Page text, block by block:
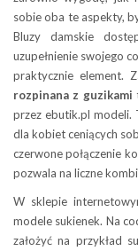
sobie oba te aspekty,
Bluzy damskie
uzupełnienie swojego
praktycznie element.
rozpinana z guzikami
przez ebutik.pl modeli.
dla kobiet ceniących
czerwone połączenie
pozwala na liczne
W sklepie
modele sukienek. Na
założyć na przykład